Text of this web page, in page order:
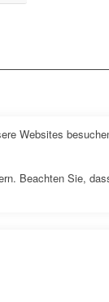
Websites
Beachten Sie,